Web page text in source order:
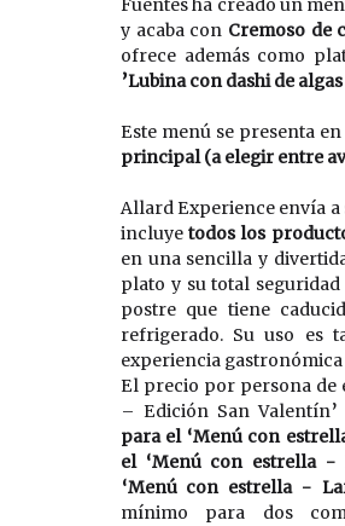
Fuentes ha creado un
y acaba con Cremoso de
ofrece además como
’Lubina con dashi de
Este menú se presenta
principal (a elegir entre
Allard Experience envía a
incluye todos los
en una sencilla y
plato y su total
postre que tiene
refrigerado. Su uso es
experiencia
El precio por persona de
– Edición San
para el ‘Menú con
el ‘Menú con estrella -
‘Menú con estrella -
mínimo para dos